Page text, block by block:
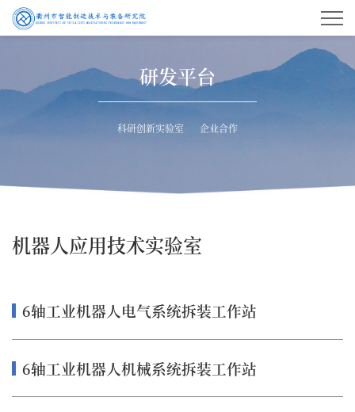
研发平台
科研创新实验室 企业合作
机器人应用技术实验室
6轴工业机器人电气系统拆装工作站
6轴工业机器人机械系统拆装工作站